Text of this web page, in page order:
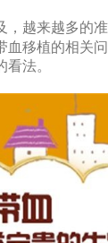
，越来越多的
血移植的相关
法。